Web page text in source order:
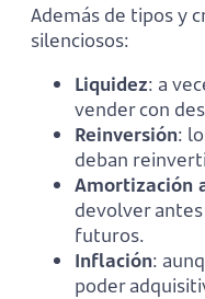
Además de tipos y
silenciosos:
Liquidez: a
vender con
Reinversión:
deban
Amortización
devolver
futuros.
Inflación:
poder